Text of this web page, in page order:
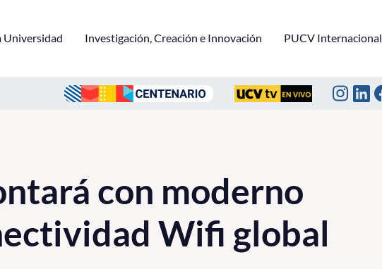
Universidad Investigación, Creación e Innovación PUCV Internacional
con moderno
Wifi global